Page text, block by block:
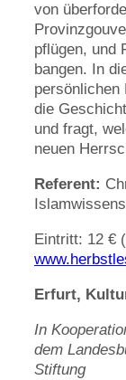
von
pflügen, und
bangen. In
persönlichen
die
und fragt,
neuen
Referent:
Eintritt: 12 €
Erfurt,
In
dem
Stiftung